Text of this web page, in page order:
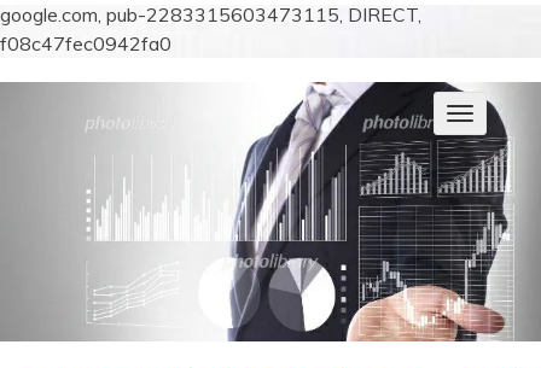
google.com, pub-2283315603473115, DIRECT,
f08c47fec0942fa0
ナ
ビ
ゲ
ー
シ
ョ
ン
を
切
り
替